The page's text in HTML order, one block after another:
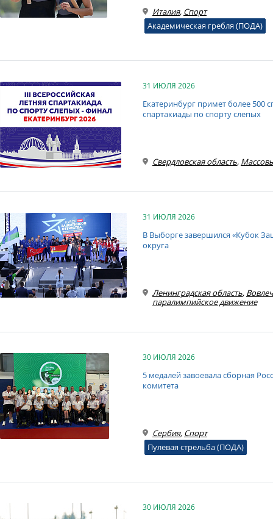
Италия, Спорт
Академическая гребля (ПОДА)
31 ИЮЛЯ 2026
Екатеринбург примет более 500
спартакиады по спорту слепых
Свердловская область,
31 ИЮЛЯ 2026
В Выборге завершился «Кубок
округа
Ленинградская область,
паралимпийское движение
30 ИЮЛЯ 2026
5 медалей завоевала сборная
комитета
Сербия, Спорт
Пулевая стрельба (ПОДА)
30 ИЮЛЯ 2026